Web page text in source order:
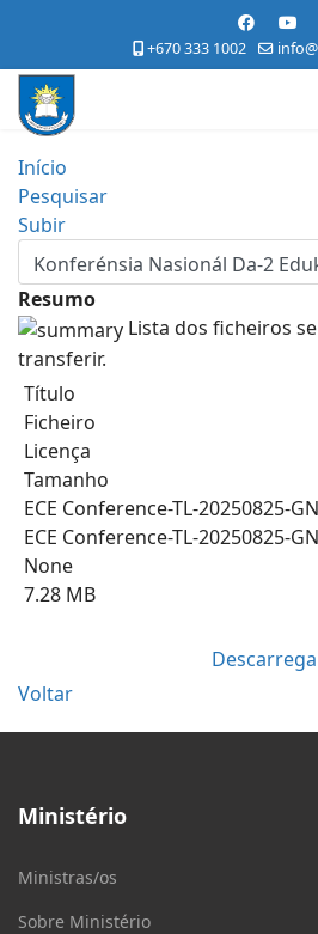
+670 333 1002
Início
Pesquisar
Subir
Resumo
Lista dos ficheiros
transferir.
Título
Ficheiro
Licença
Tamanho
ECE Conference-TL-20250825-
ECE Conference-TL-20250825-
None
7.28 MB
Voltar
Ministério
Ministras/os
Sobre Ministério